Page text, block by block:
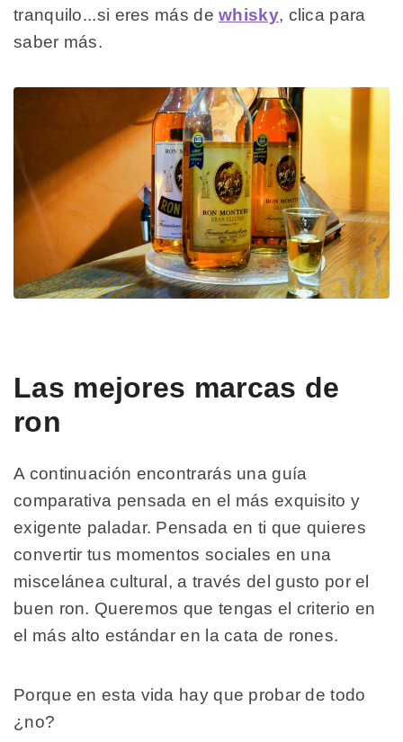
tranquilo...si eres más dewhisky, clica para
saber más.
Las mejores marcas de
ron
A continuación encontrarás una guía
comparativa pensada en el más exquisito y
exigente paladar. Pensada en ti que quieres
convertir tus momentos sociales en una
miscelánea cultural, a través del gusto por el
buen ron. Queremos que tengas el criterio en
el más alto estándar en la cata de rones.
Porque en esta vida hay que probar de todo
¿no?